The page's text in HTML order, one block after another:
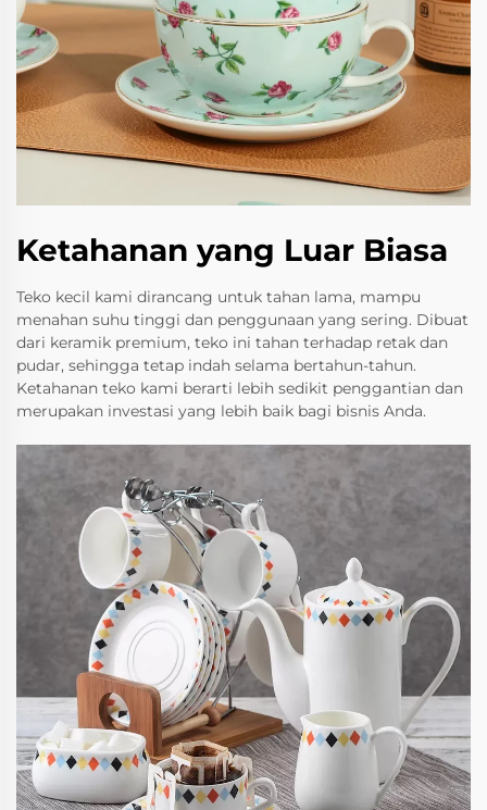
Ketahanan yang Luar Biasa
Teko kecil kami dirancang untuk tahan lama, mampu
menahan suhu tinggi dan penggunaan yang sering. Dibuat
dari keramik premium, teko ini tahan terhadap retak dan
pudar, sehingga tetap indah selama bertahun-tahun.
Ketahanan teko kami berarti lebih sedikit penggantian dan
merupakan investasi yang lebih baik bagi bisnis Anda.